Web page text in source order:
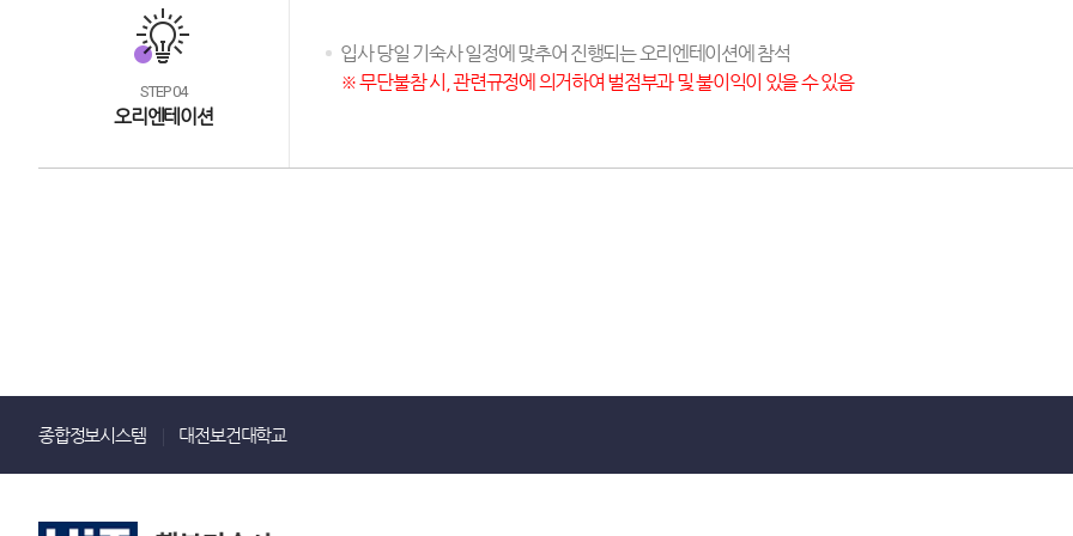
STEP 04
오리엔테이션
입사 당일 기숙사 일정에 맞추어 진행되는 오리엔테이션에 참석
※ 무단불참 시, 관련규정에 의거하여 벌점부과 및 불이익이 있을 수 있음
종합정보시스템 대전보건대학교